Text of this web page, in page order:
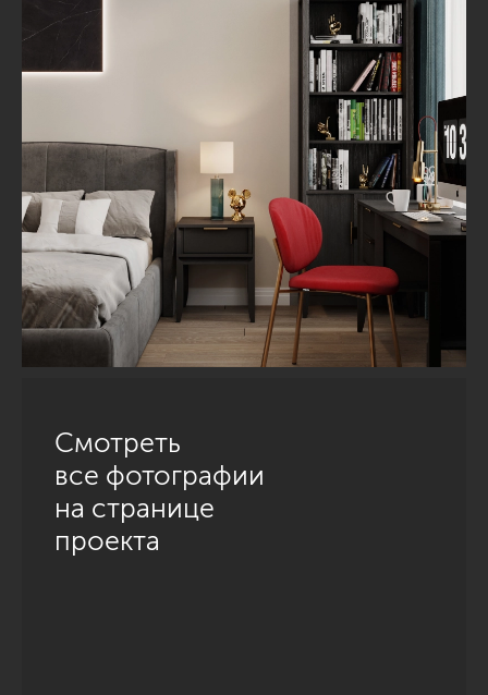
Смотреть
все фотографии
на странице
проекта